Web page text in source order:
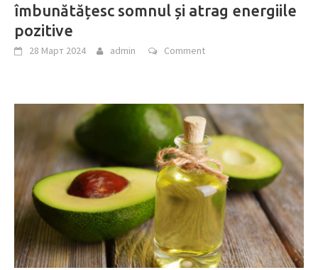
îmbunătățesc somnul și atrag energiile
pozitive
28 Март 2024 admin Comment